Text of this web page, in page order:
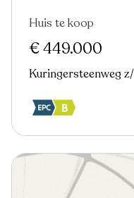
Nieuw
Huis te koop
€ 449.000
Kuringersteenweg